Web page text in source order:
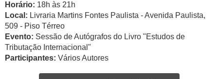
Horário: 18h às 21h
Local: Livraria Martins Fontes Paulista - Avenida Paulista,
509 - Piso Térreo
Evento: Sessão de Autógrafos do Livro "Estudos de
Tributação Internacional"
Participantes: Vários Autores